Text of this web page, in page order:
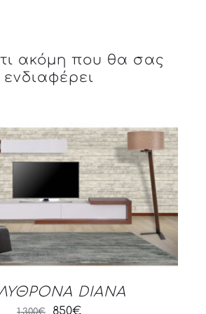
ακόμη που θα σας
ενδιαφέρει
DIANA
1,300€
Original
850€Current